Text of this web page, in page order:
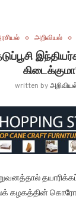
அறிவியல்
written by
கொரோனா